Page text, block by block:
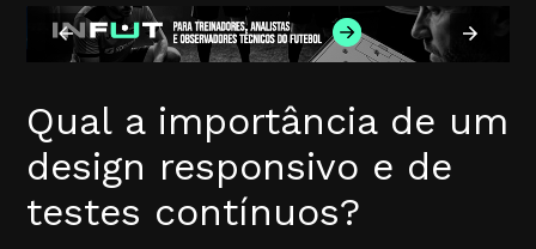
Qual a importância de um
design responsivo e de
testes contínuos?